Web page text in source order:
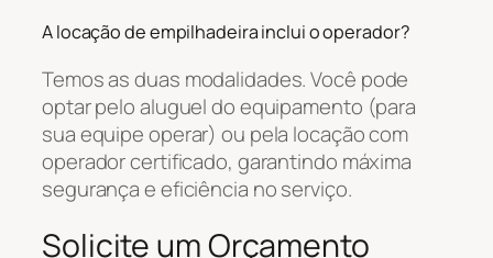
A locação de empilhadeira inclui o operador?
Temos as duas modalidades. Você pode
optar pelo aluguel do equipamento (para
sua equipe operar) ou pela locação com
operador certificado, garantindo máxima
segurança e eficiência no serviço.
Solicite um Orçamento